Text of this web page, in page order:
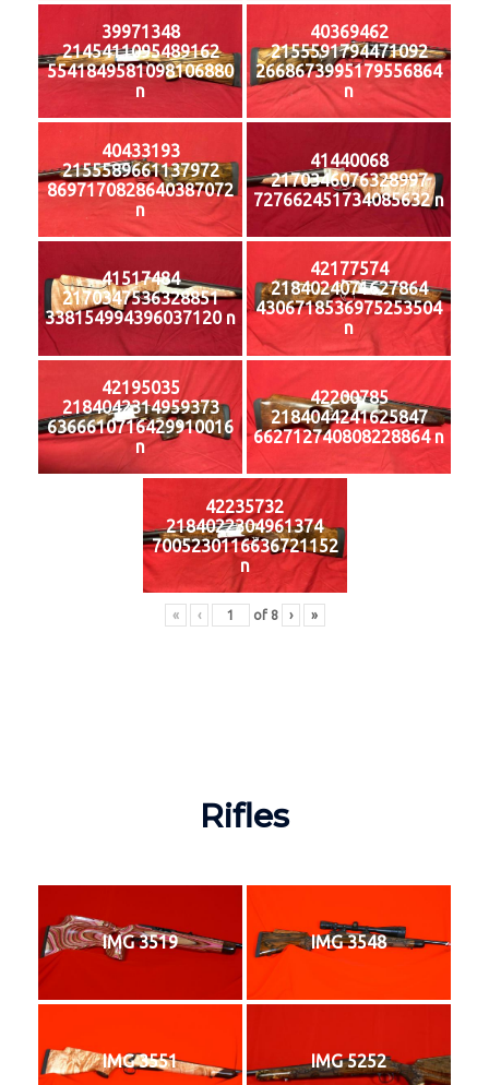
39971348
2145411095489162
5541849581098106880
n
40369462
2155591794471092
2668673995179556864
n
40433193
2155589661137972
8697170828640387072
n
41440068
2170346076328997
727662451734085632 n
41517484
2170347536328851
338154994396037120 n
42177574
2184024071627864
4306718536975253504
n
42195035
2184042314959373
6366610716429910016
n
42200785
2184044241625847
662712740808228864 n
42235732
2184022304961374
7005230116636721152
n
« ‹ of 8 › »
Rifles
IMG 3519 IMG 3548
IMG 3551 IMG 5252